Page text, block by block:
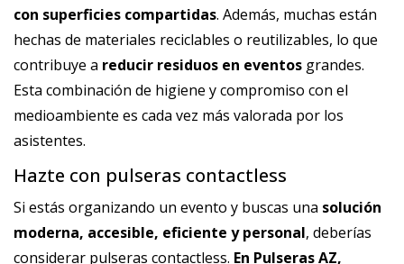
con superficies compartidas. Además, muchas están
hechas de materiales reciclables o reutilizables, lo que
contribuye a reducir residuos en eventos grandes.
Esta combinación de higiene y compromiso con el
medioambiente es cada vez más valorada por los
asistentes.
Hazte con pulseras contactless
Si estás organizando un evento y buscas una solución
moderna, accesible, eficiente y personal, deberías
considerar pulseras contactless. En Pulseras AZ,